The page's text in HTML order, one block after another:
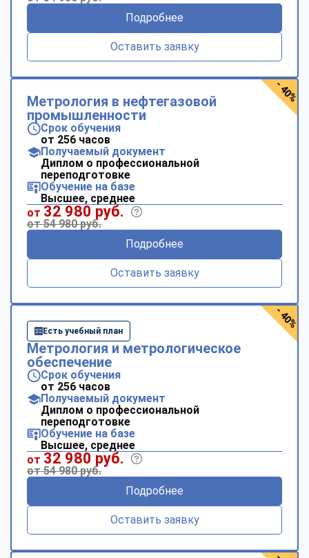
Подробнее
Оставить заявку
Метрология в нефтегазовой
промышленности
Срок обучения
от 256 часов
Получаемый документ
Диплом о профессиональной
переподготовке
Обучение на базе
Высшее, среднее
от 32 980 руб.
от 54 980 руб.
Подробнее
Оставить заявку
- 40%
Есть учебный план
Метрология и метрологическое
обеспечение
Срок обучения
от 256 часов
Получаемый документ
Диплом о профессиональной
переподготовке
Обучение на базе
Высшее, среднее
от 32 980 руб.
от 54 980 руб.
Подробнее
Оставить заявку
- 40%